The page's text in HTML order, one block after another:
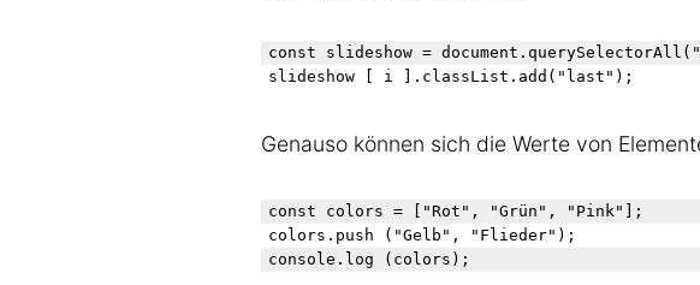
const slideshow =
Genauso können sich die Werte von
const colors = ["Rot", "Grün", "Pink"];
colors.push ("Gelb", "Flieder");